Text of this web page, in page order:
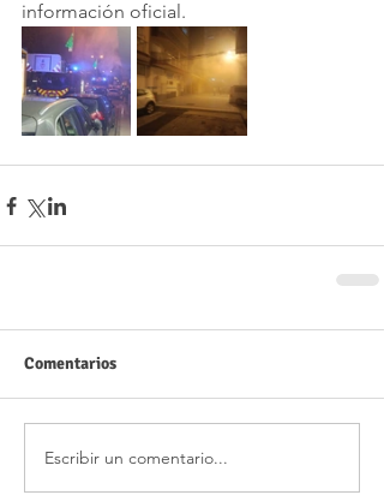
información oficial.
Comentarios
Escribir un comentario...